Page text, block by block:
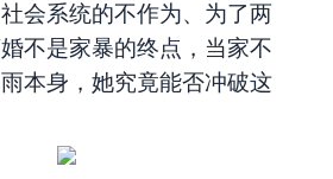
会系统的不作为、为了两
不是家暴的终点，当家不
本身，她究竟能否冲破这